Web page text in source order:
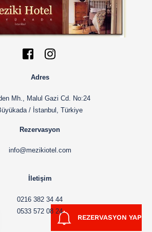
Icon
Icon
Adres
Mh., Malul Gazi Cd. No:24
/ İstanbul, Türkiye
Rezervasyon
info@mezikiotel.com
REZERVASYON YAP
İletişim
0216 382 34 44
0533 572 08 24